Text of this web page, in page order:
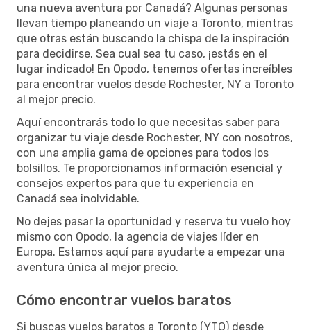
una nueva aventura por Canadá? Algunas personas
llevan tiempo planeando un viaje a Toronto, mientras
que otras están buscando la chispa de la inspiración
para decidirse. Sea cual sea tu caso, ¡estás en el
lugar indicado! En Opodo, tenemos ofertas increíbles
para encontrar vuelos desde Rochester, NY a Toronto
al mejor precio.
Aquí encontrarás todo lo que necesitas saber para
organizar tu viaje desde Rochester, NY con nosotros,
con una amplia gama de opciones para todos los
bolsillos. Te proporcionamos información esencial y
consejos expertos para que tu experiencia en
Canadá sea inolvidable.
No dejes pasar la oportunidad y reserva tu vuelo hoy
mismo con Opodo, la agencia de viajes líder en
Europa. Estamos aquí para ayudarte a empezar una
aventura única al mejor precio.
Cómo encontrar vuelos baratos
Si buscas vuelos baratos a Toronto (YTO) desde